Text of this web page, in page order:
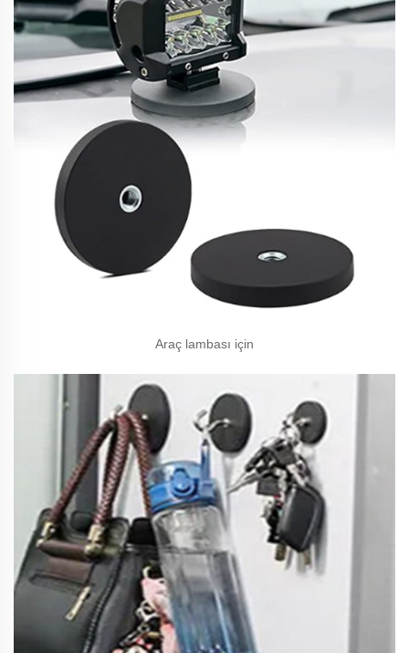
Araç lambası için